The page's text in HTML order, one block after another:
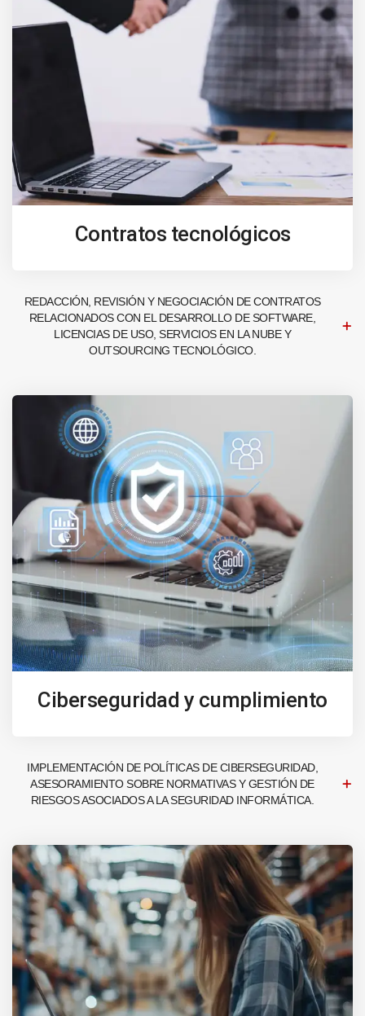
Contratos tecnológicos
REDACCIÓN, REVISIÓN Y NEGOCIACIÓN DE CONTRATOS
RELACIONADOS CON EL DESARROLLO DE SOFTWARE,
LICENCIAS DE USO, SERVICIOS EN LA NUBE Y
OUTSOURCING TECNOLÓGICO.
Ciberseguridad y cumplimiento
IMPLEMENTACIÓN DE POLÍTICAS DE CIBERSEGURIDAD,
ASESORAMIENTO SOBRE NORMATIVAS Y GESTIÓN DE
RIESGOS ASOCIADOS A LA SEGURIDAD INFORMÁTICA.